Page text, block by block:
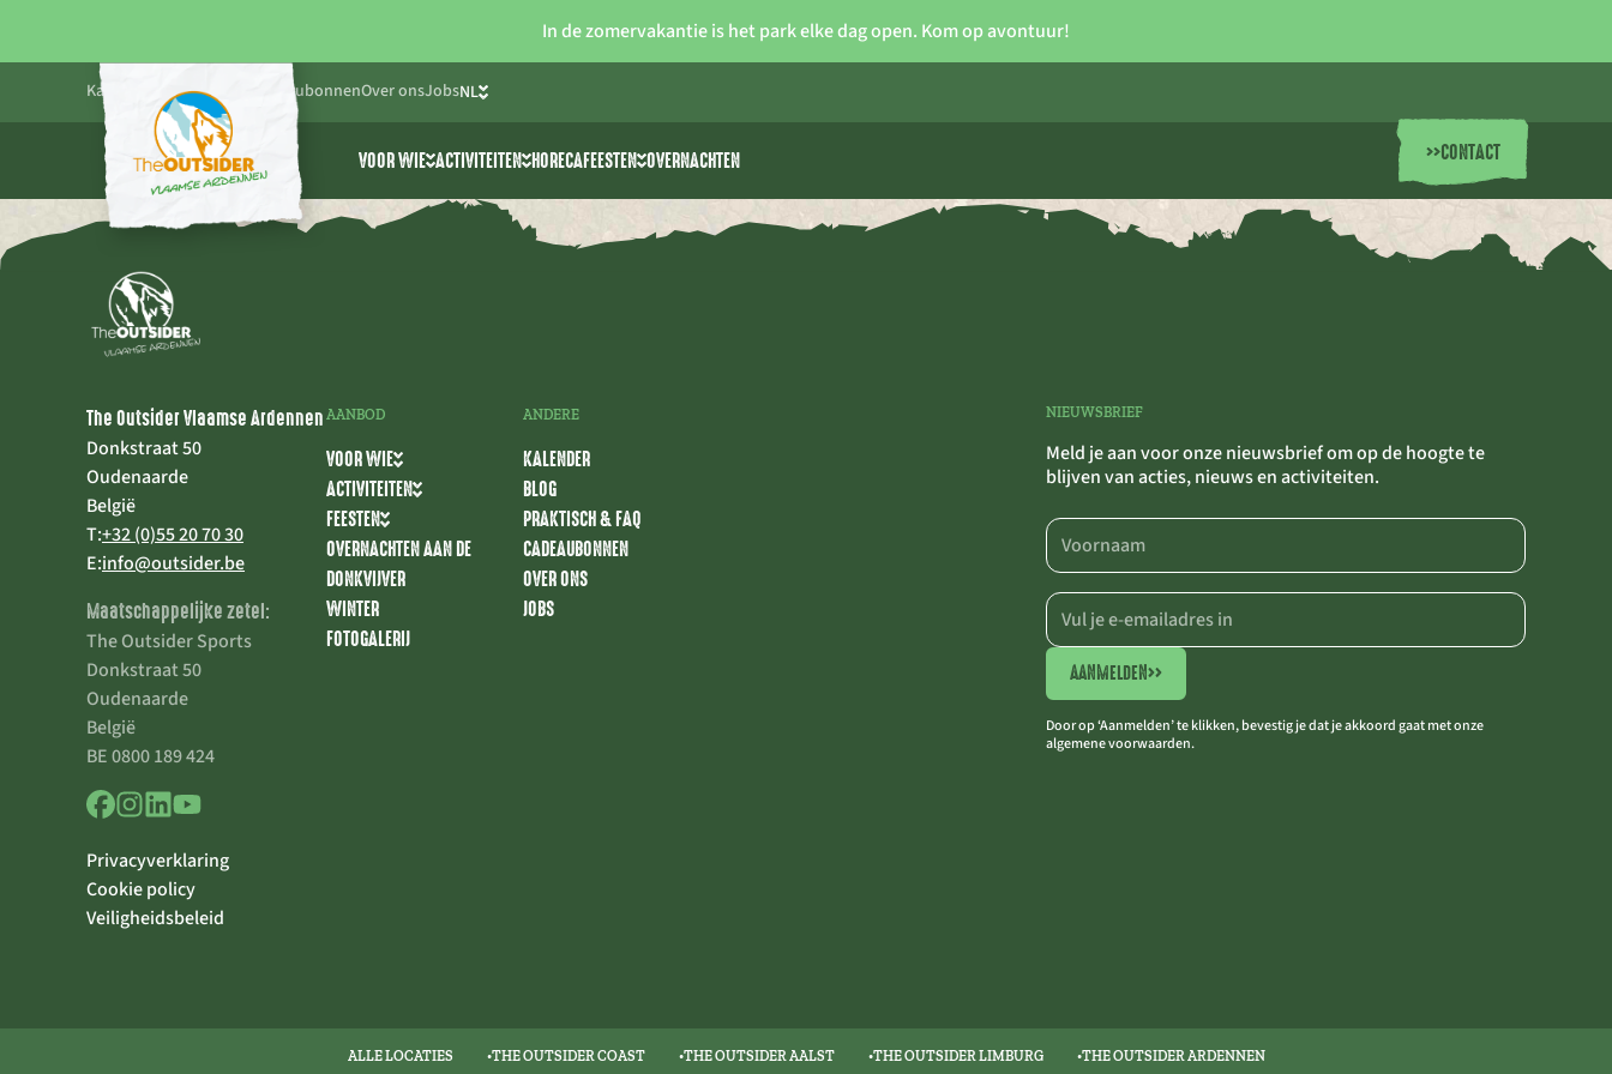
In de zomervakantie is het park elke dag open. Kom op avontuur!
Kalender BlogPraktisch CadeaubonnenOver onsJobsNL
FR
EN
VOOR WIE
Friends & Family
ACTIVITEITEN
Alle activiteiten
Cablepark >> waterski
HORECAFEESTEN
Vrijgezellenfeesten
Verjaardagsfeestjes voor kids
OVERNACHTEN >>CONTACT
The Outsider Vlaamse Ardennen
Donkstraat 50
Oudenaarde
België
T:+32 (0)55 20 70 30
E:info@outsider.be
Maatschappelijke zetel:
The Outsider Sports
Donkstraat 50
Oudenaarde
België
BE 0800 189 424
Privacyverklaring
Cookie policy
Veiligheidsbeleid
AANBOD
VOOR WIE
ACTIVITEITEN
FEESTEN
OVERNACHTEN AAN DE
DONKVIJVER
WINTER
FOTOGALERIJ
ANDERE
KALENDER
BLOG
PRAKTISCH & FAQ
CADEAUBONNEN
OVER ONS
JOBS
NIEUWSBRIEF
Meld je aan voor onze nieuwsbrief om op de hoogte te
blijven van acties, nieuws en activiteiten.
Door op ‘Aanmelden’ te klikken, bevestig je dat je akkoord gaat met onze
algemene voorwaarden.
AANMELDEN>>
ALLE LOCATIES THE OUTSIDER COAST THE OUTSIDER AALST THE OUTSIDER LIMBURG THE OUTSIDER ARDENNEN